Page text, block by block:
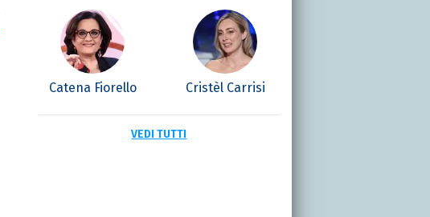
Catena Fiorello Cristèl Carrisi
VEDI TUTTI